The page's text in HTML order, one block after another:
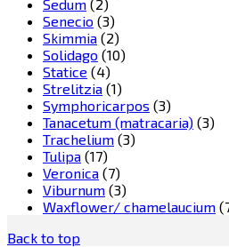
Sedum (2)
Senecio (3)
Skimmia (2)
Solidago (10)
Statice (4)
Strelitzia (1)
Symphoricarpos (3)
Tanacetum (matracaria) (3)
Trachelium (3)
Tulipa (17)
Veronica (7)
Viburnum (3)
Waxflower/ chamelaucium
Back to top